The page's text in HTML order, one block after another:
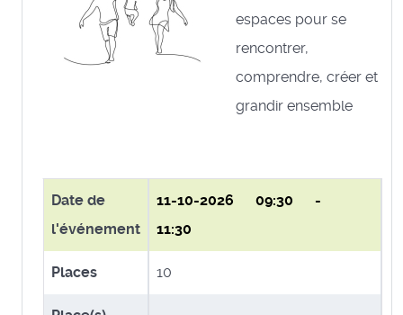
espaces pour se
rencontrer,
comprendre, créer et
grandir ensemble
Date de
l'événement
11-10-2026 09:30 -
11:30
Places 10